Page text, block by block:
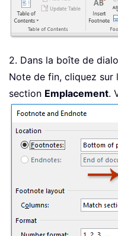
2. Dans la boîte de
Note de fin, cliquez sur
section Emplacement.